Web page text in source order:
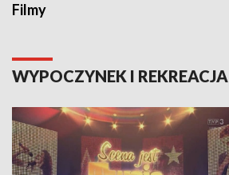
Filmy
WYPOCZYNEK I REKREACJA